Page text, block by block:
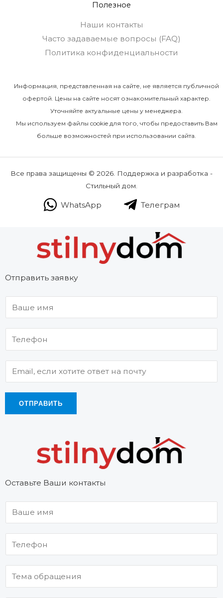
Полезное
Наши контакты
Часто задаваемые вопросы (FAQ)
Политика конфиденциальности
Информация, представленная на сайте, не является публичной
офертой. Цены на сайте носят ознакомительный характер.
Уточняйте актуальные цены у менеджера.
Мы используем файлы cookie для того, чтобы предоставить Вам
больше возможностей при использовании сайта.
Все права защищены © 2026. Поддержка и разработка -
Стильный дом.
WhatsApp Телеграм
Отправить заявку
ОТПРАВИТЬ
Оставьте Ваши контакты